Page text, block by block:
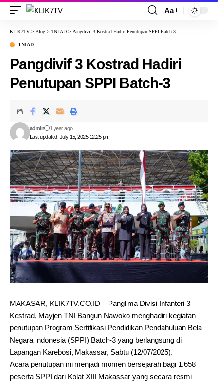
Aa
KLIK7TV > Blog > TNI AD > Pangdivif 3 Kostrad Hadiri Penutupan SPPI Batch-3
TNI AD
Pangdivif 3 Kostrad Hadiri
Penutupan SPPI Batch-3
Last updated: July 15, 2025 12:25 pm
admin 1 year ago
MAKASAR, KLIK7TV.CO.ID – Panglima Divisi Infanteri 3
Kostrad, Mayjen TNI Bangun Nawoko menghadiri kegiatan
penutupan Program Sertifikasi Pendidikan Pendahuluan Bela
Negara Indonesia (SPPI) Batch-3 yang berlangsung di
Lapangan Karebosi, Makassar, Sabtu (12/07/2025).
Acara penutupan ini menjadi momen bersejarah bagi 1.658
peserta SPPI dari Kolat XIII Makassar yang secara resmi